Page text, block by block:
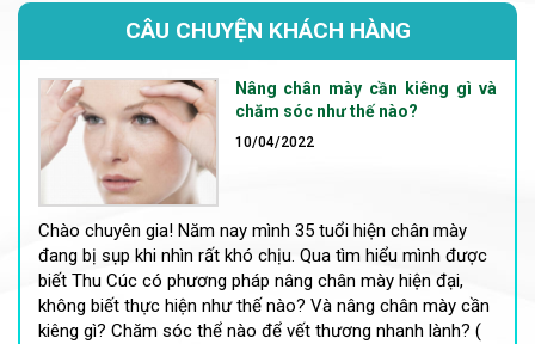
CÂU CHUYỆN KHÁCH HÀNG
Nâng chân mày cần kiêng gì và
chăm sóc như thế nào?
10/04/2022
Chào chuyên gia! Năm nay mình 35 tuổi hiện chân mày
đang bị sụp khi nhìn rất khó chịu. Qua tìm hiểu mình được
biết Thu Cúc có phương pháp nâng chân mày hiện đại,
không biết thực hiện như thế nào? Và nâng chân mày cần
kiêng gì? Chăm sóc thể nào để vết thương nhanh lành? (